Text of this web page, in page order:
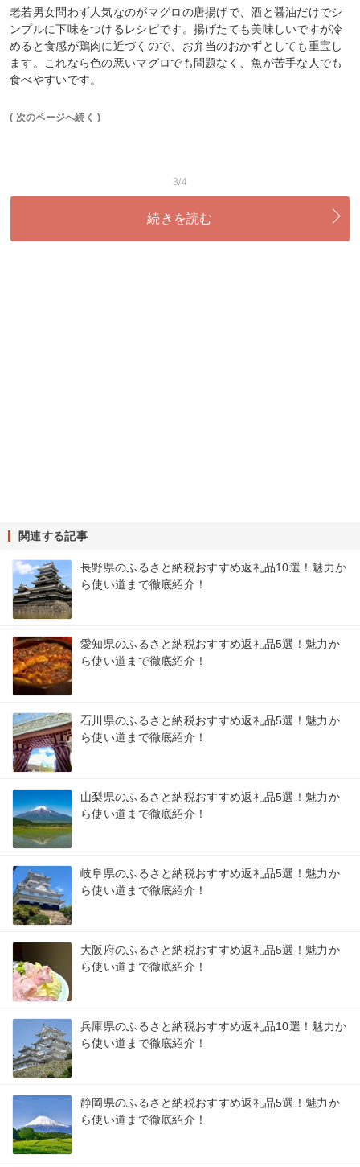
老若男女問わず人気なのがマグロの唐揚げで、酒と醤油だけでシ
ンプルに下味をつけるレシピです。揚げたても美味しいですが冷
めると食感が鶏肉に近づくので、お弁当のおかずとしても重宝し
ます。これなら色の悪いマグロでも問題なく、魚が苦手な人でも
食べやすいです。
( 次のページへ続く )
3/4
続きを読む
関連する記事
長野県のふるさと納税おすすめ返礼品10選！魅力か
ら使い道まで徹底紹介！
愛知県のふるさと納税おすすめ返礼品5選！魅力か
ら使い道まで徹底紹介！
石川県のふるさと納税おすすめ返礼品5選！魅力か
ら使い道まで徹底紹介！
山梨県のふるさと納税おすすめ返礼品5選！魅力か
ら使い道まで徹底紹介！
岐阜県のふるさと納税おすすめ返礼品5選！魅力か
ら使い道まで徹底紹介！
大阪府のふるさと納税おすすめ返礼品5選！魅力か
ら使い道まで徹底紹介！
兵庫県のふるさと納税おすすめ返礼品10選！魅力か
ら使い道まで徹底紹介！
静岡県のふるさと納税おすすめ返礼品5選！魅力か
ら使い道まで徹底紹介！